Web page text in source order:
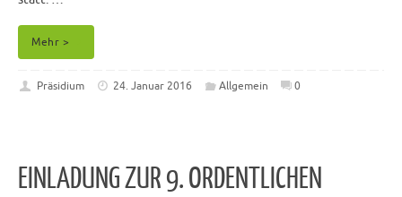
Mehr >
Präsidium 24. Januar 2016 Allgemein 0
EINLADUNG ZUR 9. ORDENTLICHEN